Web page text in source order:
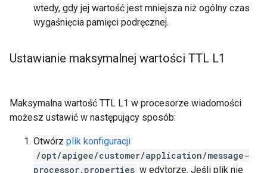
wtedy, gdy jej wartość jest mniejsza niż ogólny czas
wygaśnięcia pamięci podręcznej.
Ustawianie maksymalnej wartości TTL L1
Maksymalna wartość TTL L1 w procesorze wiadomości
możesz ustawić w następujący sposób:
Otwórz plik konfiguracji
/opt/apigee/customer/application/message-
processor.properties w edytorze. Jeśli plik nie